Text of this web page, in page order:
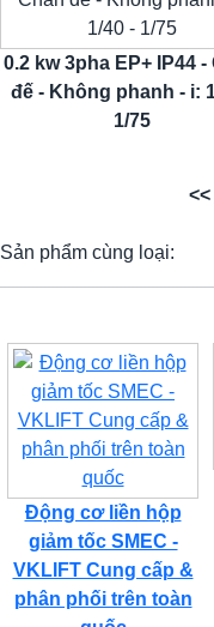
0.2 kw 3pha EP+ IP44 -
đế - Không phanh - i:
1/75
<<
Sản phẩm cùng loại:
Động cơ liền hộp
giảm tốc SMEC -
VKLIFT Cung cấp &
phân phối trên toàn